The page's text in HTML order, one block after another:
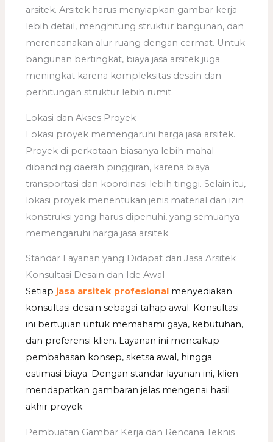
arsitek. Arsitek harus menyiapkan gambar kerja
lebih detail, menghitung struktur bangunan, dan
merencanakan alur ruang dengan cermat. Untuk
bangunan bertingkat, biaya jasa arsitek juga
meningkat karena kompleksitas desain dan
perhitungan struktur lebih rumit.
Lokasi dan Akses Proyek
Lokasi proyek memengaruhi harga jasa arsitek.
Proyek di perkotaan biasanya lebih mahal
dibanding daerah pinggiran, karena biaya
transportasi dan koordinasi lebih tinggi. Selain itu,
lokasi proyek menentukan jenis material dan izin
konstruksi yang harus dipenuhi, yang semuanya
memengaruhi harga jasa arsitek.
Standar Layanan yang Didapat dari Jasa Arsitek
Konsultasi Desain dan Ide Awal
Setiap jasa arsitek profesional menyediakan
konsultasi desain sebagai tahap awal. Konsultasi
ini bertujuan untuk memahami gaya, kebutuhan,
dan preferensi klien. Layanan ini mencakup
pembahasan konsep, sketsa awal, hingga
estimasi biaya. Dengan standar layanan ini, klien
mendapatkan gambaran jelas mengenai hasil
akhir proyek.
Pembuatan Gambar Kerja dan Rencana Teknis